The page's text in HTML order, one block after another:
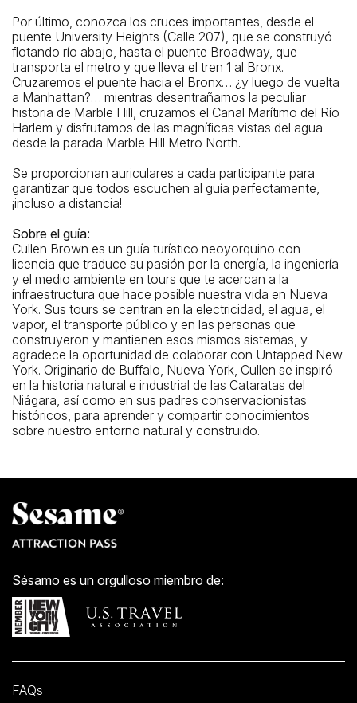
Por último, conozca los cruces importantes, desde el
puente University Heights (Calle 207), que se construyó
flotando río abajo, hasta el puente Broadway, que
transporta el metro y que lleva el tren 1 al Bronx.
Cruzaremos el puente hacia el Bronx… ¿y luego de vuelta
a Manhattan?… mientras desentrañamos la peculiar
historia de Marble Hill, cruzamos el Canal Marítimo del Río
Harlem y disfrutamos de las magníficas vistas del agua
desde la parada Marble Hill Metro North.
Se proporcionan auriculares a cada participante para
garantizar que todos escuchen al guía perfectamente,
¡incluso a distancia!
Sobre el guía:
Cullen Brown es un guía turístico neoyorquino con
licencia que traduce su pasión por la energía, la ingeniería
y el medio ambiente en tours que te acercan a la
infraestructura que hace posible nuestra vida en Nueva
York. Sus tours se centran en la electricidad, el agua, el
vapor, el transporte público y en las personas que
construyeron y mantienen esos mismos sistemas, y
agradece la oportunidad de colaborar con Untapped New
York. Originario de Buffalo, Nueva York, Cullen se inspiró
en la historia natural e industrial de las Cataratas del
Niágara, así como en sus padres conservacionistas
históricos, para aprender y compartir conocimientos
sobre nuestro entorno natural y construido.
Sésamo es un orgulloso miembro de:
FAQs